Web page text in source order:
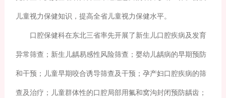
儿童视力保健知识，提高全省儿童视力保健水平。
口腔保健科在东北三省率先开展了新生儿口腔疾病及发育
异常筛查；新生儿龋易感性风险筛查；婴幼儿龋病的早期预防
和干预；儿童早期咬合诱导筛查及干预；孕产妇口腔疾病的筛
查及治疗；儿童群体性的口腔局部用氟和窝沟封闭预防龋齿；